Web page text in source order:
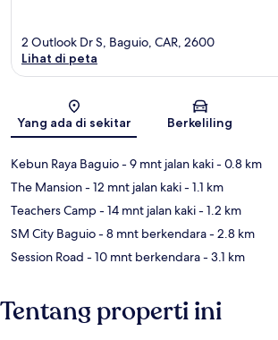
Peta
2 Outlook Dr S, Baguio, CAR, 2600
Lihat di peta
Yang ada di sekitar Berkeliling
Kebun Raya Baguio- 9 mnt jalan kaki- 0.8 km
The Mansion- 12 mnt jalan kaki- 1.1 km
Teachers Camp- 14 mnt jalan kaki- 1.2 km
SM City Baguio- 8 mnt berkendara- 2.8 km
Session Road - 10 mnt berkendara- 3.1 km
Tentang properti ini